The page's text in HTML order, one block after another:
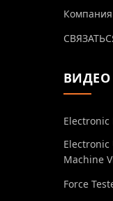
Компания
ВИДЕО
Electronic
Electronic
Machine
Force